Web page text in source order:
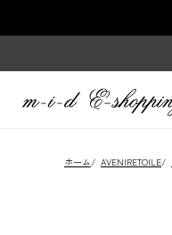
ホーム/ AVENIRETOILE/